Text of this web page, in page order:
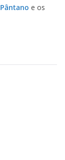
Pântano e os